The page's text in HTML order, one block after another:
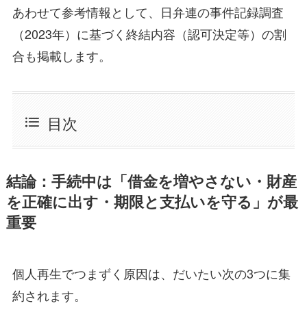
あわせて参考情報として、日弁連の事件記録調査
（2023年）に基づく終結内容（認可決定等）の割
合も掲載します。
目次
結論：手続中は「借金を増やさない・財産
を正確に出す・期限と支払いを守る」が最
重要
個人再生でつまずく原因は、だいたい次の3つに集
約されます。